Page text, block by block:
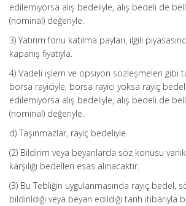
edilemiyorsa alış bedeliyle, alış bedeli de
(nominal) değeriyle.
3) Yatırım fonu katılma payları, ilgili
kapanış fiyatıyla.
4) Vadeli işlem ve opsiyon sözleşmeleri gibi
borsa rayiciyle, borsa rayici yoksa rayiç
edilemiyorsa alış bedeliyle, alış bedeli de
(nominal) değeriyle.
d) Taşınmazlar, rayiç bedeliyle.
(2) Bildirim veya beyanlarda söz konusu
karşılığı bedelleri esas alınacaktır.
(3) Bu Tebliğin uygulanmasında rayiç bedel,
bildirildiği veya beyan edildiği tarih itibarıyla